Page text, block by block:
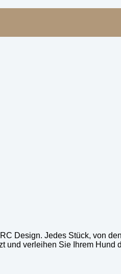
Design. Jedes Stück, von
und verleihen Sie Ihrem Hund